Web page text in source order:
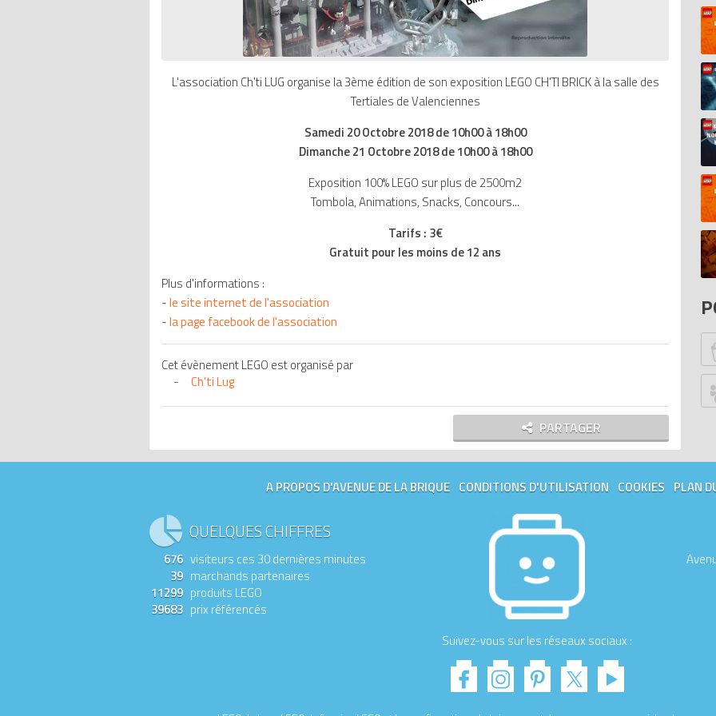
L'association Ch'ti LUG organise la 3ème édition de son exposition LEGO CH'TI BRICK à la salle des
Tertiales de Valenciennes
Samedi 20 Octobre 2018 de 10h00 à 18h00
Dimanche 21 Octobre 2018 de 10h00 à 18h00
Exposition 100% LEGO sur plus de 2500m2
Tombola, Animations, Snacks, Concours...
Tarifs : 3€
Gratuit pour les moins de 12 ans
Plus d'informations :
-le site internet de l'association
-la page facebook de l'association
Cet évènement LEGO est organisé par
Ch'ti Lug
PARTAGER
A PROPOS D'AVENUE DE LA BRIQUE CONDITIONS D'UTILISATION COOKIES PLAN
QUELQUES CHIFFRES
676 visiteurs ces 30 dernières minutes
39 marchands partenaires
11299 produits LEGO
39683 prix référencés
Suivez-vous sur les réseaux sociaux :